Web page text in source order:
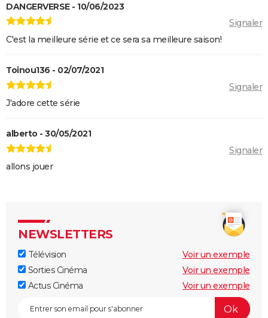
DANGERVERSE - 10/06/2023
Signaler
C'est la meilleure série et ce sera sa meilleure saison!
Toinou136 - 02/07/2021
Signaler
J'adore cette série
alberto - 30/05/2021
Signaler
allons jouer
NEWSLETTERS
Télévision
Voir un exemple
Sorties Cinéma
Voir un exemple
Actus Cinéma
Voir un exemple